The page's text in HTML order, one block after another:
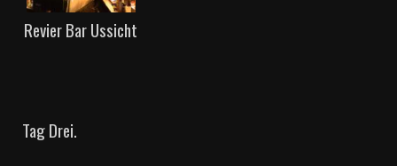
Revier Bar Ussicht
Tag Drei.